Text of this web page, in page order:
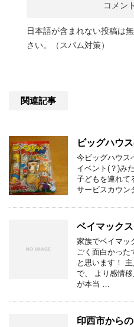
日本語が含まれない投稿は
さい。（スパム対策）
関連記事
ビッグハウ
今ビッグハウス
イベント(？)み
子どもを連れて
サービスカウン
ベイマックス
家族でベイマッ
ごく面白かっ
と思います！
で、 より感情
が本当 …
印西市から